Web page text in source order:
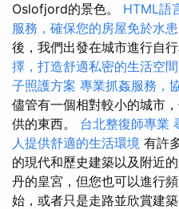
Oslofjord的景色。 HTML語
服務，確保您的房屋免於水患
後，我們出發在城市進行自行
擇，打造舒適私密的生活空間
子照護方案 專業抓姦服務，
儘管有一個相對較小的城市
供的東西。 台北整復師專業
人提供舒適的生活環境 有許
的現代和歷史建築以及附近
丹的皇宮，但您也可以進行
始，或者只是走路並欣賞建築